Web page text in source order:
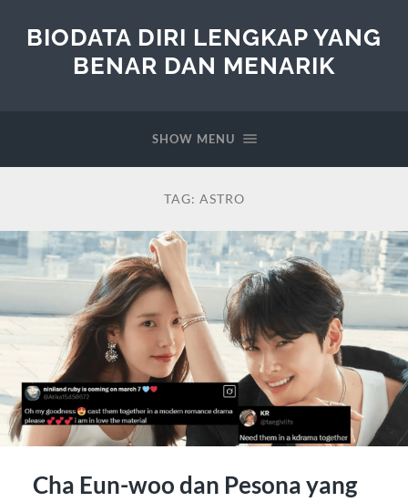
BIODATA DIRI LENGKAP YANG
BENAR DAN MENARIK
SHOW MENU
TAG: ASTRO
Cha Eun-woo dan Pesona yang